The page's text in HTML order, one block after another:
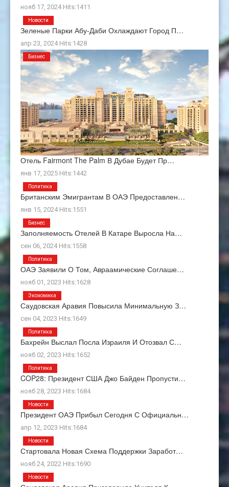
нояб 17, 2024 Hits:1411
Зеленые Парки Абу-Даби Охлаждают Город П…
апр 23, 2024 Hits:1428
Новости
Отель Fairmont The Palm В Дубае Будет Пр…
янв 17, 2025 Hits:1442
Бизнес
Британским Эмигрантам В ОАЭ Предоставлен…
янв 15, 2024 Hits:1551
Политика
Заполняемость Отелей В Катаре Выросла На…
сен 06, 2024 Hits:1558
Бизнес
ОАЭ Заявили О Том, Авраамические Соглаше…
нояб 01, 2023 Hits:1628
Политика
Саудовская Аравия Повысила Минимальную З…
сен 04, 2023 Hits:1649
Экономика
Бахрейн Выслал Посла Израиля И Отозвал С…
нояб 02, 2023 Hits:1652
Политика
COP28: Президент США Джо Байден Пропусти…
нояб 28, 2023 Hits:1684
Политика
Президент ОАЭ Прибыл Сегодня С Официальн…
апр 12, 2023 Hits:1684
Новости
Стартовала Новая Схема Поддержки Заработ…
нояб 24, 2022 Hits:1690
Новости
Новости